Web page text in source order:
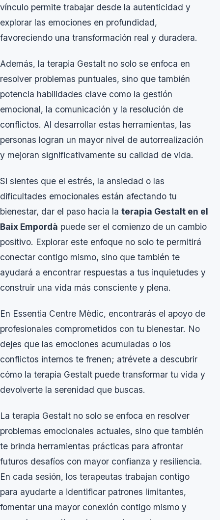
vínculo permite trabajar desde la autenticidad y
explorar las emociones en profundidad,
favoreciendo una transformación real y duradera.
Además, la terapia Gestalt no solo se enfoca en
resolver problemas puntuales, sino que también
potencia habilidades clave como la gestión
emocional, la comunicación y la resolución de
conflictos. Al desarrollar estas herramientas, las
personas logran un mayor nivel de autorrealización
y mejoran significativamente su calidad de vida.
Si sientes que el estrés, la ansiedad o las
dificultades emocionales están afectando tu
bienestar, dar el paso hacia la terapia Gestalt en el
Baix Empordà puede ser el comienzo de un cambio
positivo. Explorar este enfoque no solo te permitirá
conectar contigo mismo, sino que también te
ayudará a encontrar respuestas a tus inquietudes y
construir una vida más consciente y plena.
En Essentia Centre Mèdic, encontrarás el apoyo de
profesionales comprometidos con tu bienestar. No
dejes que las emociones acumuladas o los
conflictos internos te frenen; atrévete a descubrir
cómo la terapia Gestalt puede transformar tu vida y
devolverte la serenidad que buscas.
La terapia Gestalt no solo se enfoca en resolver
problemas emocionales actuales, sino que también
te brinda herramientas prácticas para afrontar
futuros desafíos con mayor confianza y resiliencia.
En cada sesión, los terapeutas trabajan contigo
para ayudarte a identificar patrones limitantes,
fomentar una mayor conexión contigo mismo y